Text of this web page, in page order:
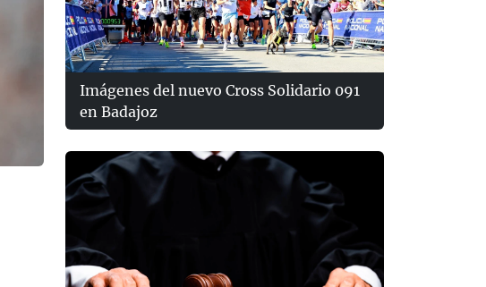
Imágenes del nuevo Cross Solidario 091
en Badajoz